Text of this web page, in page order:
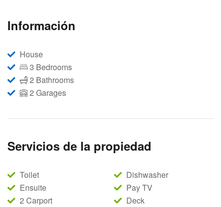
Información
House
3 Bedrooms
2 Bathrooms
2 Garages
Servicios de la propiedad
Toilet
Ensuite
2 Carport
Dishwasher
Pay TV
Deck